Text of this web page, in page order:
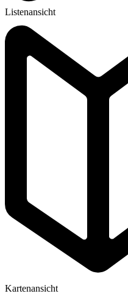
Listenansicht
Kartenansicht